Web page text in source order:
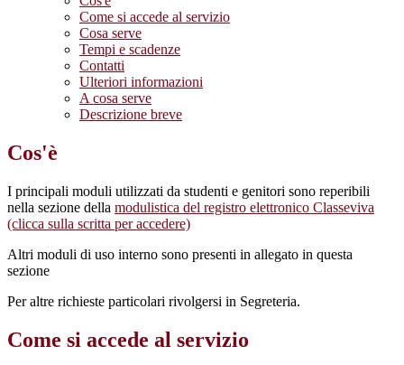
Come si accede al servizio
Cosa serve
Tempi e scadenze
Contatti
Ulteriori informazioni
A cosa serve
Descrizione breve
Cos'è
I principali moduli utilizzati da studenti e genitori sono reperibili
nella sezione della modulistica del registro elettronico Classeviva
(clicca sulla scritta per accedere)
Altri moduli di uso interno sono presenti in allegato in questa
sezione
Per altre richieste particolari rivolgersi in Segreteria.
Come si accede al servizio